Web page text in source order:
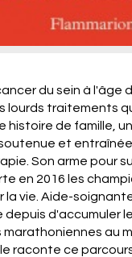
du sein à l'âge
lourds traitements
histoire de famille,
et
Son arme pour
en 2016 les
la vie. Aide-
depuis d'accumuler
marathoniennes au
raconte ce